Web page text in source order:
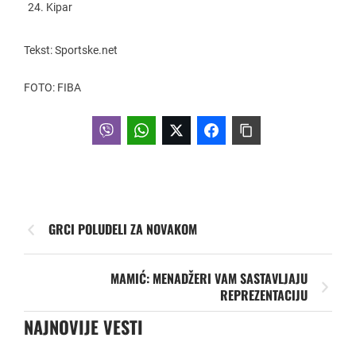
Kipar
Tekst: Sportske.net
FOTO: FIBA
GRCI POLUDELI ZA NOVAKOM
MAMIĆ: MENADŽERI VAM SASTAVLJAJU
REPREZENTACIJU
NAJNOVIJE VESTI